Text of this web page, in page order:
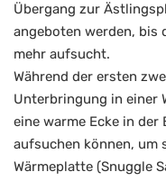
Übergang zur
angeboten werden, bis
mehr aufsucht.
Während der ersten
Unterbringung in einer
eine warme Ecke in der
aufsuchen können, um
Wärmeplatte (Snuggle